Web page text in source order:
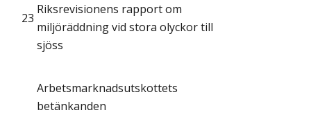
23
Riksrevisionens rapport om
miljöräddning vid stora olyckor till
sjöss
Arbetsmarknadsutskottets
betänkanden